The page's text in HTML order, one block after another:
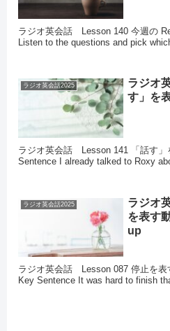
ラジオ英会話 Lesson 140 今週の
Listen to the questions and pick
ラジオ英会話2025
ラジオ
す」を
ラジオ英会話 Lesson 141 「話す
Sentence I already talked to Roxy
ラジオ英会話2025
ラジオ
を表す
up
ラジオ英会話 Lesson 087 停止を
Key Sentence It was hard to finish